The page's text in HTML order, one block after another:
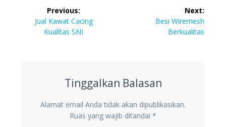
Navigasi
pos
Previous:
Previous
post:
Jual Kawat Cacing
Kualitas SNI
Next:
Next
post:
Besi Wiremesh
Berkualitas
Tinggalkan Balasan
Alamat email Anda tidak akan dipublikasikan.
Ruas yang wajib ditandai *